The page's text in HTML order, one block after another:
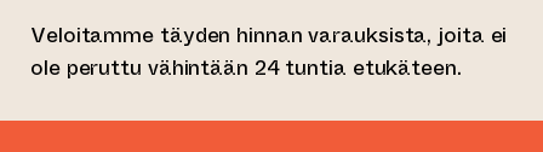
Veloitamme täyden hinnan varauksista, joita ei
ole peruttu vähintään 24 tuntia etukäteen.